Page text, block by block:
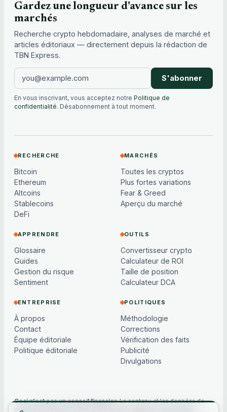
Gardez une longueur d'avance sur les
marchés
Recherche crypto hebdomadaire, analyses de marché et
articles éditoriaux — directement depuis la rédaction de
TBN Express.
S'abonner
En vous inscrivant, vous acceptez notre Politique de
confidentialité. Désabonnement à tout moment.
RECHERCHE
Bitcoin
Ethereum
Altcoins
Stablecoins
DeFi
MARCHÉS
Toutes les cryptos
Plus fortes variations
Fear & Greed
Aperçu du marché
APPRENDRE
Glossaire
Guides
Gestion du risque
Sentiment
OUTILS
Convertisseur crypto
Calculateur de ROI
Taille de position
Calculateur DCA
ENTREPRISE
À propos
Contact
Équipe éditoriale
Politique éditoriale
POLITIQUES
Méthodologie
Corrections
Vérification des faits
Publicité
Divulgations
Ceci n'est pas un conseil financier.Le contenu et les données de
marché sont fournis à titre d'information générale uniquement,